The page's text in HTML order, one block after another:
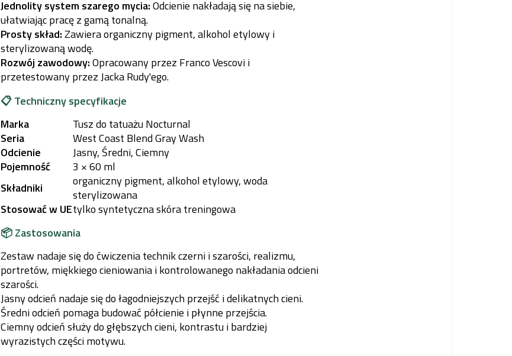
Jednolity system szarego mycia:Odcienie nakładają się na siebie,
ułatwiając pracę z gamą tonalną.
Prosty skład:Zawiera organiczny pigment, alkohol etylowy i
sterylizowaną wodę.
Rozwój zawodowy:Opracowany przez Franco Vescovi i
przetestowany przez Jacka Rudy'ego.
📋 Techniczny specyfikacje
Marka
Tusz do tatuażu Nocturnal
Seria
West Coast Blend Gray Wash
Odcienie
Jasny, Średni, Ciemny
Pojemność
3 × 60 ml
Składniki
organiczny pigment, alkohol etylowy, woda
sterylizowana
Stosować w UEtylko syntetyczna skóra treningowa
📦 Zastosowania
Zestaw nadaje się do ćwiczenia technik czerni i szarości, realizmu,
portretów, miękkiego cieniowania i kontrolowanego nakładania odcieni
szarości.
Jasny odcień nadaje się do łagodniejszych przejść i delikatnych cieni.
Średni odcień pomaga budować półcienie i płynne przejścia.
Ciemny odcień służy do głębszych cieni, kontrastu i bardziej
wyrazistych części motywu.